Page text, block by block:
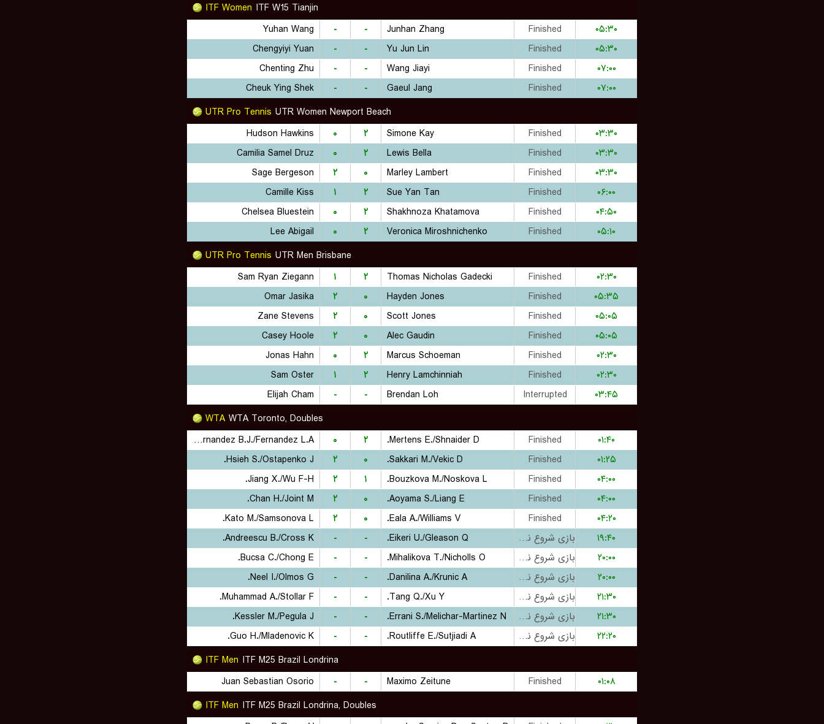
ITF Women ITF W15 Tianjin
Yuhan Wang
- - Junhan Zhang Finished
۰۵:۳۰
Chengyiyi Yuan
- - Yu Jun Lin Finished
۰۵:۳۰
Chenting Zhu
- - Wang Jiayi Finished
۰۷:۰۰
Cheuk Ying Shek
- - Gaeul Jang Finished
۰۷:۰۰
UTR Pro Tennis UTR Women Newport Beach
Hudson Hawkins
۰ ۲ Simone Kay Finished
۰۳:۳۰
Camilia Samel Druz
۰ ۲ Lewis Bella Finished
۰۳:۳۰
Sage Bergeson
۲ ۰ Marley Lambert Finished
۰۳:۳۰
Camille Kiss
۱ ۲ Sue Yan Tan Finished
۰۶:۰۰
Chelsea Bluestein
۰ ۲ Shakhnoza Khatamova Finished
۰۴:۵۰
Lee Abigail
۰ ۲ Veronica Miroshnichenko Finished
۰۵:۱۰
UTR Pro Tennis UTR Men Brisbane
Sam Ryan Ziegann
۱ ۲ Thomas Nicholas Gadecki Finished
۰۲:۳۰
Omar Jasika
۲ ۰ Hayden Jones Finished
۰۵:۳۵
Zane Stevens
۲ ۰ Scott Jones Finished
۰۵:۰۵
Casey Hoole
۲ ۰ Alec Gaudin Finished
۰۵:۰۵
Jonas Hahn
۰ ۲ Marcus Schoeman Finished
۰۲:۳۰
Sam Oster
۱ ۲ Henry Lamchinniah Finished
۰۲:۳۰
Elijah Cham
- - Brendan Loh Interrupted
۰۳:۴۵
WTA WTA Toronto, Doubles
Fernandez B.J./Fernandez L.A.
۰ ۲ Mertens E./Shnaider D. Finished
۰۱:۴۰
Hsieh S./Ostapenko J.
۲ ۰ Sakkari M./Vekic D. Finished
۰۱:۲۵
Jiang X./Wu F-H.
۲ ۱ Bouzkova M./Noskova L. Finished
۰۴:۰۰
Chan H./Joint M.
۲ ۰ Aoyama S./Liang E. Finished
۰۴:۰۰
Kato M./Samsonova L.
۲ ۰ Eala A./Williams V. Finished
۰۴:۲۰
Andreescu B./Cross K.
- - Eikeri U./Gleason Q. بازی شروع نشده است
۱۹:۴۰
Bucsa C./Chong E.
- - Mihalikova T./Nicholls O. بازی شروع نشده است
۲۰:۰۰
Neel I./Olmos G.
- - Danilina A./Krunic A. بازی شروع نشده است
۲۰:۰۰
Muhammad A./Stollar F.
- - Tang Q./Xu Y. بازی شروع نشده است
۲۱:۳۰
Kessler M./Pegula J.
- - Errani S./Melichar-Martinez N. بازی شروع نشده است
۲۱:۳۰
Guo H./Mladenovic K.
- - Routliffe E./Sutjiadi A. بازی شروع نشده است
۲۲:۲۰
ITF Men ITF M25 Brazil Londrina
Juan Sebastian Osorio
- - Maximo Zeitune Finished
۰۱:۰۸
ITF Men ITF M25 Brazil Londrina, Doubles